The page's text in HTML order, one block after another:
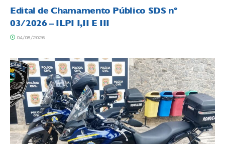
Edital de Chamamento Público SDS nº
03/2026 – ILPI I,II E III
04/08/2026